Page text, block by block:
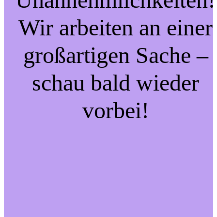
Wir arbeiten an einer
großartigen Sache –
schau bald wieder
vorbei!